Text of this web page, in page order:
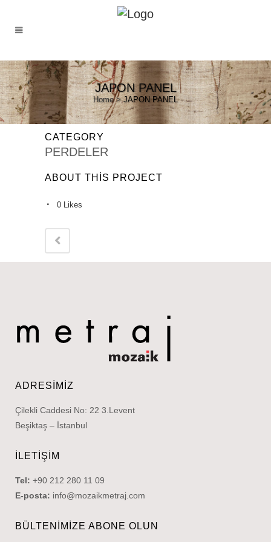
JAPON PANEL
Home>JAPON PANEL
CATEGORY
PERDELER
ABOUT THIS PROJECT
0 Likes
ADRESIMIZ
Çilekli Caddesi No: 22 3.Levent
Beşiktaş – İstanbul
İLETIŞIM
Tel: +90 212 280 11 09
E-posta: info@mozaikmetraj.com
BÜLTENIMIZE ABONE OLUN